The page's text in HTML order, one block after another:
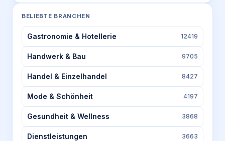
BELIEBTE BRANCHEN
Gastronomie & Hotellerie 12419
Handwerk & Bau 9705
Handel & Einzelhandel 8427
Mode & Schönheit 4197
Gesundheit & Wellness 3868
Dienstleistungen 3663